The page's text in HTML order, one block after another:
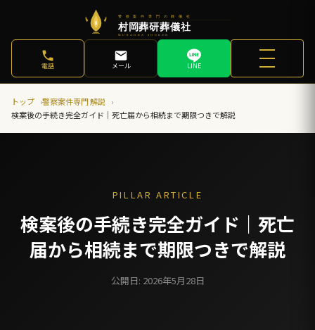
電話 メール LINE
トップ
警察案件専門 解説
検案後の手続き完全ガイド｜死亡届から相続まで期限つきで解説
PILLAR ARTICLE
検案後の手続き完全ガイド｜死亡
届から相続まで期限つきで解説
公開日: 2026年5月28日